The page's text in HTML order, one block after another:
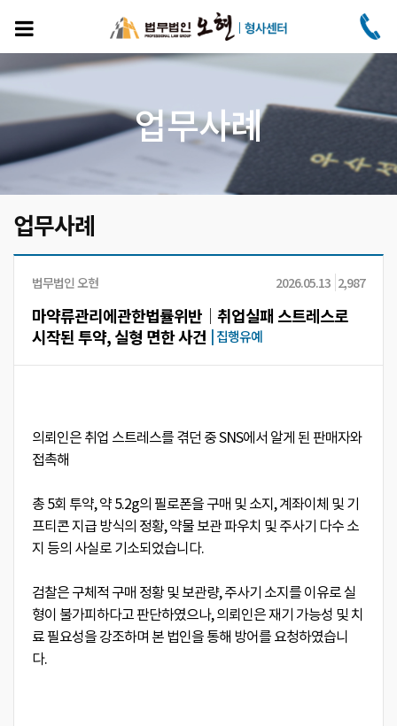
주
요
콘
텐
츠
건
뛰
업무사례
업무사례
법무법인 오현 2026.05.13 2,987
마약류관리에관한법률위반│취업실패 스트레스로
시작된 투약, 실형 면한 사건
집행유예
의뢰인은 취업 스트레스를 겪던 중SNS에서 알게 된 판매자와
접촉해
총 5회 투약,약 5.2g의 필로폰을 구매 및 소지 ,계좌이체 및 기
프티콘지급 방식의 정황,약물 보관 파우치 및 주사기 다수 소
지 등의 사실로 기소되었습니다.
검찰은 구체적 구매 정황 및 보관량, 주사기 소지 를 이유로 실
형이 불가피하다고 판단하였으나, 의뢰인은 재기 가능성 및 치
료 필요성을 강조하며 본 법인을 통해 방어를 요청하였습니
다.